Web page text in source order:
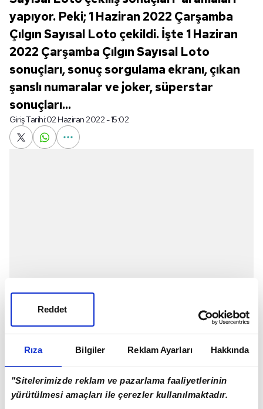
Rıza Bilgiler Reklam Ayarları Hakkında
"Sitelerimizde reklam ve pazarlama faaliyetlerinin
yürütülmesi amaçları ile çerezler kullanılmaktadır.
Reddet
yapıyor. Peki; 1 Haziran 2022 Çarşamba
Çılgın Sayısal Loto çekildi. İşte 1 Haziran
2022 Çarşamba Çılgın Sayısal Loto
sonuçları, sonuç sorgulama ekranı, çıkan
şanslı numaralar ve joker, süperstar
sonuçları...
Giriş Tarihi:02 Haziran 2022 - 15:02
Milli Piyango'nun düzenlediği ÇılgınSayısal
Loto'nun 1 Haziran 2022 Çarşamba günü çekilişi
gerçekleştirildi. Şans oyunları sevenler '1 Haziran
2022 Çarşamba çekiliş sonuçları' araması yapıyor.